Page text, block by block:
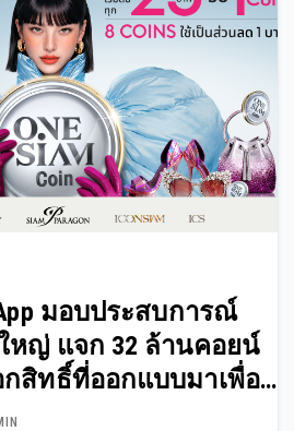
มอบประสบการณ์
หญ่ แจก 32 ล้านคอยน์
สิทธิ์ที่ออกแบบมาเพื่อ